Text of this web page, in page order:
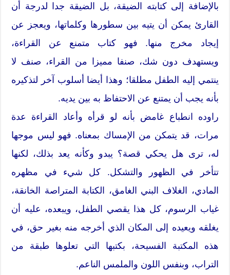
بالإضافة إلى كتابته الضيقة، بل الضيقة جدا لدرجة أن
القارئ يمكن أن يتيه بين سطورها وكلماتها، ويعجز عن
إيجاد مخرج منها. فهو كتاب متمنع عن القراءة،
ويستهدف دون شك، صنفا مميزا من القراء، صنف لا
ينتمي إليه الطفل مطلقا؛ وهذا أيضا أسلوب آخر لتذكيره
بأنه يجب أن يمتنع عن الاحتفاظ به بين يديه.
راوده انطباع غامض بأنه لو قرأه وأعاد القراءة عدة
مرات، قد يتمكن من الإمساك بمعناه. فهو ليس موجها
له، ترى هل يحكي قصة؟ يبدو وكأنه يعد بذلك، لكنها
تتأخر في الظهور والتشكل. كل شيء في مظهره
المادي، الغلاف البني الغامق، الكتابة المتراصة الخانقة،
غياب الرسوم، كل هذا يقصي الطفل، ويبعده، عليه أن
يغلقه ويعيده إلى المكان الذي أخرجه منه بغير حق، في
هذه المكتبة الفسيحة، بكتبها التي تعلوها طبقة من
التراب، وبنفس اللون والملمس الناعم.